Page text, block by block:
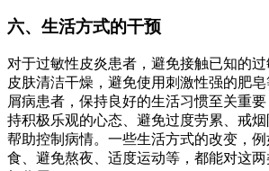
六、生活方式的干预
对于过敏性皮炎患者，避免接触已知的
皮肤清洁干燥，避免使用刺激性强的肥
屑病患者，保持良好的生活习惯至关重
持积极乐观的心态、避免过度劳累、戒
帮助控制病情。一些生活方式的改变，
食、避免熬夜、适度运动等，都能对这